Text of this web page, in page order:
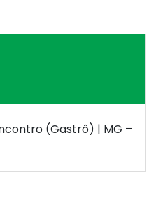
(Gastrô) | MG –